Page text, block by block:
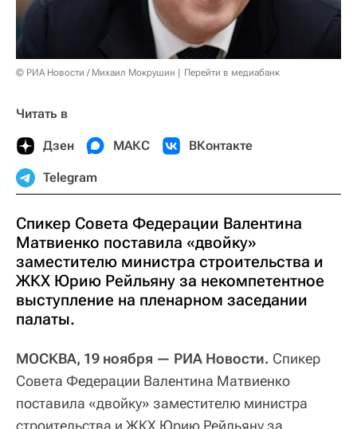
© РИА Новости / Михаил Мокрушин Перейти в медиабанк
Читать в
Дзен МАКС ВКонтакте
Telegram
Спикер Совета Федерации Валентина
Матвиенко поставила «двойку»
заместителю министра строительства и
ЖКХ Юрию Рейльяну за некомпетентное
выступление на пленарном заседании
палаты.
МОСКВА, 19 ноября — РИА Новости. Спикер
Совета Федерации Валентина Матвиенко
поставила «двойку» заместителю министра
строительства и ЖКХ Юрию Рейльяну за